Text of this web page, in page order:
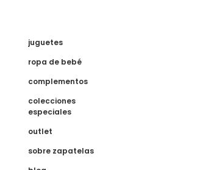
juguetes
ropa de bebé
complementos
colecciones
especiales
outlet
sobre zapatelas